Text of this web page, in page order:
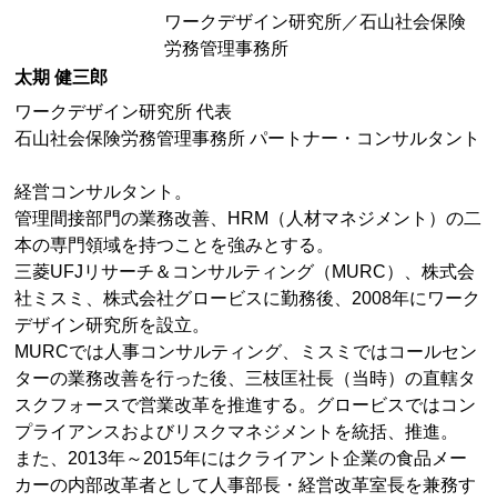
ワークデザイン研究所／石山社会保険
労務管理事務所
太期 健三郎
ワークデザイン研究所 代表
石山社会保険労務管理事務所 パートナー・コンサルタント
経営コンサルタント。
管理間接部門の業務改善、HRM（人材マネジメント）の二
本の専門領域を持つことを強みとする。
三菱UFJリサーチ＆コンサルティング（MURC）、株式会
社ミスミ、株式会社グロービスに勤務後、2008年にワーク
デザイン研究所を設立。
MURCでは人事コンサルティング、ミスミではコールセン
ターの業務改善を行った後、三枝匡社長（当時）の直轄タ
スクフォースで営業改革を推進する。グロービスではコン
プライアンスおよびリスクマネジメントを統括、推進。
また、2013年～2015年にはクライアント企業の食品メー
カーの内部改革者として人事部長・経営改革室長を兼務す